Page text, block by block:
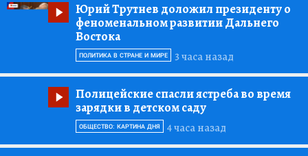
Юрий Трутнев доложил президенту о
феноменальном развитии Дальнего
Востока
3 часа назад
ПОЛИТИКА В СТРАНЕ И МИРЕ
Полицейские спасли ястреба во время
зарядки в детском саду
4 часа назад
ОБЩЕСТВО: КАРТИНА ДНЯ